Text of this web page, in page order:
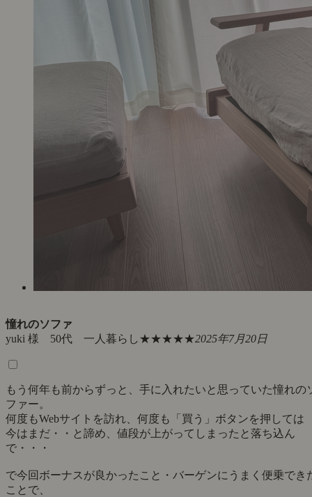
憧れのソファ
yuki 様 50代 一人暮らし★★★★★2025年7月20日
もう何年も前からずっと、手に入れたいと思っていた憧れの
ファー。
何度もWebサイトを訪れ、何度も「買う」ボタンを押しては
今はまだ・・と諦め、値段が上がってしまったと落ち込ん
で・・・
で今回ボーナスが良かったこと・バーゲンにうまく便乗でき
ことで、